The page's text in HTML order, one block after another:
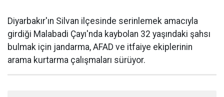
Diyarbakır'ın Silvan ilçesinde serinlemek amacıyla
girdiği Malabadi Çayı'nda kaybolan 32 yaşındaki şahsı
bulmak için jandarma, AFAD ve itfaiye ekiplerinin
arama kurtarma çalışmaları sürüyor.